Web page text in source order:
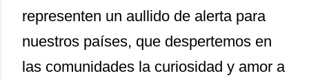
representen un aullido de alerta para
nuestros países, que despertemos en
las comunidades la curiosidad y amor a